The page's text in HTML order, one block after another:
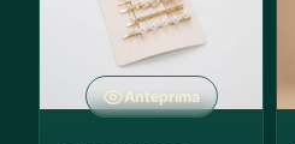
Anteprima